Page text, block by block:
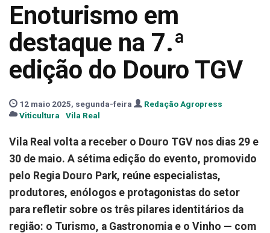
Enoturismo em
destaque na 7.ª
edição do Douro TGV
12 maio 2025, segunda-feira
Redação Agropress
Viticultura
Vila Real
Vila Real volta a receber o Douro TGV nos dias 29 e
30 de maio. A sétima edição do evento, promovido
pelo Regia Douro Park, reúne especialistas,
produtores, enólogos e protagonistas do setor
para refletir sobre os três pilares identitários da
região: o Turismo, a Gastronomia e o Vinho — com